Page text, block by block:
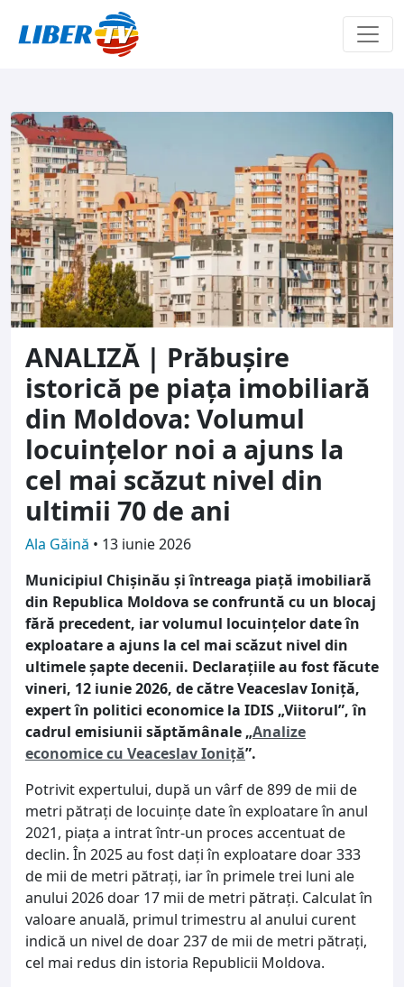
ANALIZĂ | Prăbușire
istorică pe piața imobiliară
din Moldova: Volumul
locuințelor noi a ajuns la
cel mai scăzut nivel din
ultimii 70 de ani
Ala Găină • 13 iunie 2026
Municipiul Chișinău și întreaga piață imobiliară
din Republica Moldova se confruntă cu un blocaj
fără precedent, iar volumul locuințelor date în
exploatare a ajuns la cel mai scăzut nivel din
ultimele șapte decenii. Declarațiile au fost făcute
vineri, 12 iunie 2026, de către Veaceslav Ioniță,
expert în politici economice la IDIS „Viitorul”, în
cadrul emisiunii săptămânale „Analize
economice cu Veaceslav Ioniță”.
Potrivit expertului, după un vârf de 899 de mii de
metri pătrați de locuințe date în exploatare în anul
2021, piața a intrat într-un proces accentuat de
declin. În 2025 au fost dați în exploatare doar 333
de mii de metri pătrați, iar în primele trei luni ale
anului 2026 doar 17 mii de metri pătrați. Calculat în
valoare anuală, primul trimestru al anului curent
indică un nivel de doar 237 de mii de metri pătrați,
cel mai redus din istoria Republicii Moldova.